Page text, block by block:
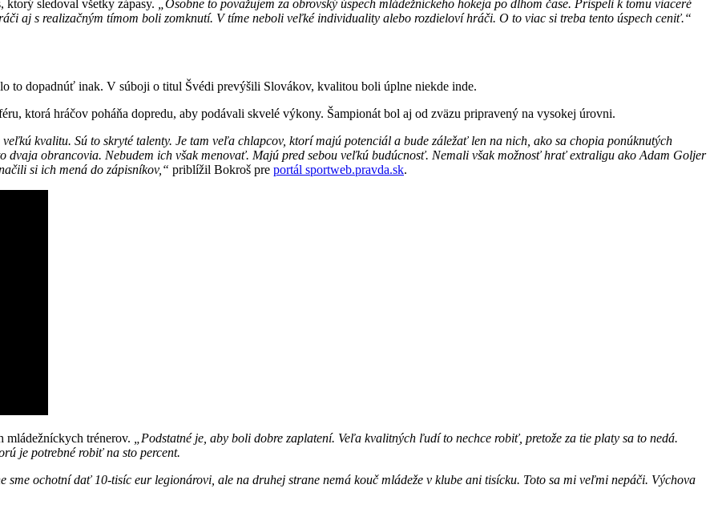
ktorý sledoval všetky zápasy. „Osobne to považujem za obrovský úspech mládežníckeho hokeja po dlhom čase. Prispeli k tomu viaceré
aj s realizačným tímom boli zomknutí. V tíme neboli veľké individuality alebo rozdieloví hráči. O to viac si treba tento úspech ceniť.“
to dopadnúť inak. V súboji o titul Švédi prevýšili Slovákov, kvalitou boli úplne niekde inde.
ktorá hráčov poháňa dopredu, aby podávali skvelé výkony. Šampionát bol aj od zväzu pripravený na vysokej úrovni.
kvalitu. Sú to skryté talenty. Je tam veľa chlapcov, ktorí majú potenciál a bude záležať len na nich, ako sa chopia ponúknutých
obrancovia. Nebudem ich však menovať. Majú pred sebou veľkú budúcnosť. Nemali však možnosť hrať extraligu ako Adam Goljer
si ich mená do zápisníkov,“ priblížil Bokroš pre portál sportweb.pravda.sk.
mládežníckych trénerov.
„Podstatné je, aby boli dobre zaplatení. Veľa kvalitných ľudí to nechce robiť, pretože za tie platy sa to nedá.
je potrebné robiť na sto percent.
sme ochotní dať 10-tisíc eur legionárovi, ale na druhej strane nemá kouč mládeže v klube ani tisícku. Toto sa mi veľmi nepáči. Výchova